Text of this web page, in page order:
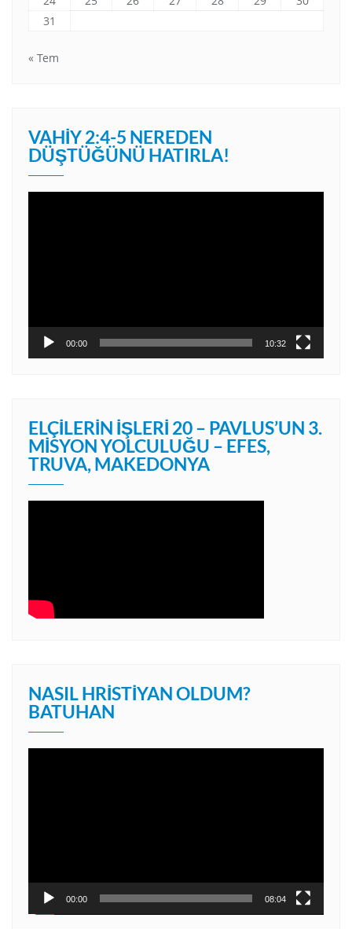
31
« Tem
VAHIY 2:4-5 NEREDEN
DÜŞTÜĞÜNÜ HATIRLA!
00:00 10:32
ELÇILERIN İŞLERI 20 – PAVLUS’UN 3.
MISYON YOLCULUĞU – EFES,
TRUVA, MAKEDONYA
NASIL HRISTIYAN OLDUM?
BATUHAN
00:00 08:04